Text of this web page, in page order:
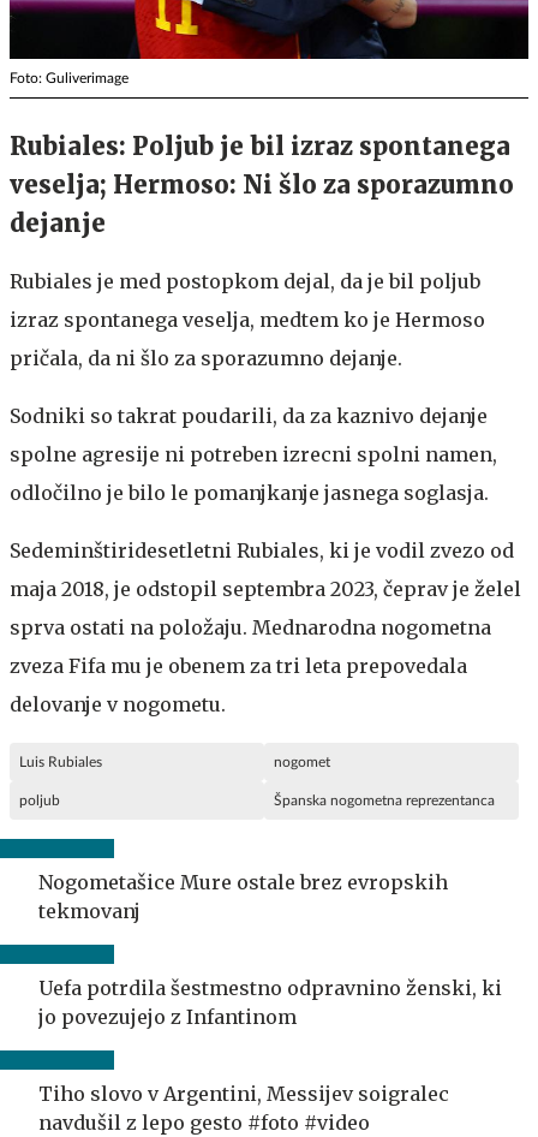
Foto: Guliverimage
Rubiales: Poljub je bil izraz spontanega
veselja; Hermoso: Ni šlo za sporazumno
dejanje
Rubiales je med postopkom dejal, da je bil poljub
izraz spontanega veselja, medtem ko je Hermoso
pričala, da ni šlo za sporazumno dejanje.
Sodniki so takrat poudarili, da za kaznivo dejanje
spolne agresije ni potreben izrecni spolni namen,
odločilno je bilo le pomanjkanje jasnega soglasja.
Sedeminštiridesetletni Rubiales, ki je vodil zvezo od
maja 2018, je odstopil septembra 2023, čeprav je želel
sprva ostati na položaju. Mednarodna nogometna
zveza Fifa mu je obenem za tri leta prepovedala
delovanje v nogometu.
Luis Rubiales nogomet
poljub Španska nogometna reprezentanca
Nogometašice Mure ostale brez evropskih
tekmovanj
Uefa potrdila šestmestno odpravnino ženski, ki
jo povezujejo z Infantinom
Tiho slovo v Argentini, Messijev soigralec
navdušil z lepo gesto #foto #video